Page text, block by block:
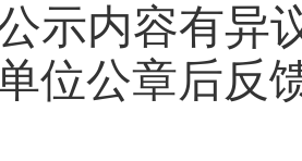
示内容有异
位公章后反